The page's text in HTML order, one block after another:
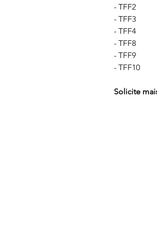
- TFF2
- TFF3
- TFF4
- TFF8
- TFF9
- TFF10
Solicite